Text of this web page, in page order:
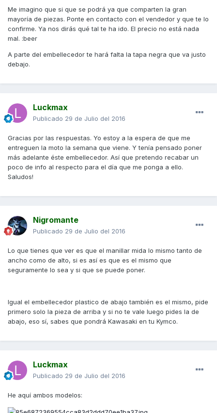
Me imagino que si que se podrá ya que comparten la gran
mayoría de piezas. Ponte en contacto con el vendedor y que te lo
confirme. Ya nos dirás qué tal te ha ido. El precio no está nada
mal. :beer
A parte del embellecedor te hará falta la tapa negra que va justo
debajo.
Luckmax
Publicado 29 de Julio del 2016
Gracias por las respuestas. Yo estoy a la espera de que me
entreguen la moto la semana que viene. Y tenía pensado poner
más adelante éste embellecedor. Así que pretendo recabar un
poco de info al respecto para el día que me ponga a ello.
Saludos!
Nigromante
Publicado 29 de Julio del 2016
Lo que tienes que ver es que el manillar mida lo mismo tanto de
ancho como de alto, si es así es que es el mismo que
seguramente lo sea y si que se puede poner.
Igual el embellecedor plastico de abajo también es el mismo, pide
primero solo la pieza de arriba y si no te vale luego pides la de
abajo, eso sí, sabes que pondrá Kawasaki en tu Kymco.
Luckmax
Publicado 29 de Julio del 2016
He aquí ambos modelos: